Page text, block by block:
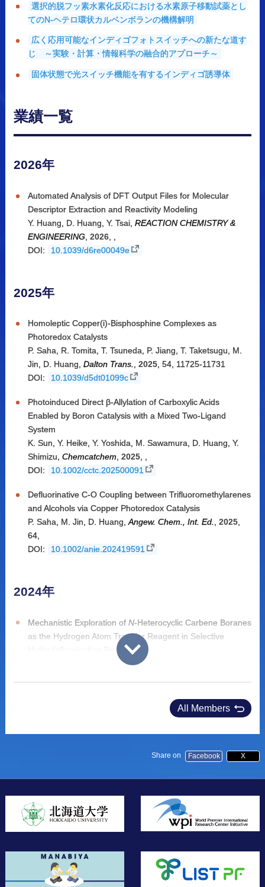
選択的脱フッ素水素化反応における水素原子移動試薬とし
てのN-ヘテロ環状カルベンボランの機構解明
広く応用可能なインディゴフォトスイッチへの新たな道す
じ ～実験・計算・情報科学の融合的アプローチ～
固体状態で光スイッチ機能を有するインディゴ誘導体
業績一覧
2026年
Automated Analysis of DFT Output Files for Molecular
Descriptor Extraction and Reactivity Modeling
Y. Huang, D. Huang, Y. Tsai, REACTION CHEMISTRY &
ENGINEERING, 2026, ,
DOI:
10.1039/d6re00049e
2025年
Homoleptic Copper(i)-Bisphosphine Complexes as
Photoredox Catalysts
P. Saha, R. Tomita, T. Tsuneda, P. Jiang, T. Taketsugu, M.
Jin, D. Huang, Dalton Trans., 2025, 54, 11725-11731
DOI:
10.1039/d5dt01099c
Photoinduced Direct β-Allylation of Carboxylic Acids
Enabled by Boron Catalysis with a Mixed Two-Ligand
System
K. Sun, Y. Heike, Y. Yoshida, M. Sawamura, D. Huang, Y.
Shimizu, Chemcatchem, 2025, ,
DOI:
10.1002/cctc.202500091
Defluorinative C-O Coupling between Trifluoromethylarenes
and Alcohols via Copper Photoredox Catalysis
P. Saha, M. Jin, D. Huang, Angew. Chem., Int. Ed., 2025,
64,
DOI:
10.1002/anie.202419591
2024年
Mechanistic Exploration of N-Heterocyclic Carbene Boranes
as the Hydrogen Atom Transfer Reagent in Selective
Hydrodefluorination Reactions
S. Maeda
Accessing a Diverse Set of Functional Red-Light
K. Suzuki ,A. Jasny,B.
DOI: 10.1021/jacs.4c03543
Direct a-Trifluoromethylthiolation of Carboxylic Acids
Enabled by Boron Catalysis
All Members
Share on Facebook X